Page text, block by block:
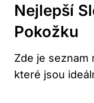
Nejlepší
Pokožku
Zde je seznam
které jsou